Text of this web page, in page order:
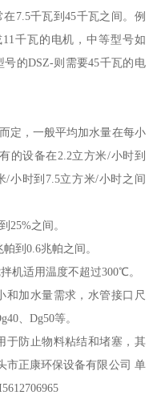
7.5千瓦到45千瓦之间。例
千瓦的电机，中等型号如
号的DSZ-则需要45千瓦的电
定，一般平均加水量在每小
的设备在2.2立方米/小时到
/小时到7.5立方米/小时之间
25%之间。
到0.6兆帕之间。
机适用温度不超过300℃。
加水量需求，水管接口尺
、Dg50等。
防止物料粘结和堵塞，其
市正康环保设备有限公司 单